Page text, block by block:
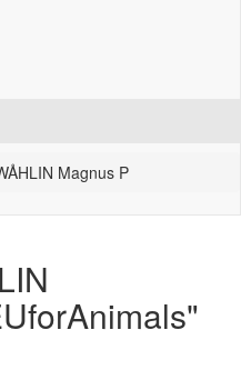
Magnus P